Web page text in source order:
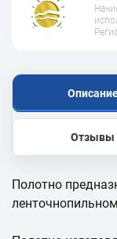
Отзывы
Полотно